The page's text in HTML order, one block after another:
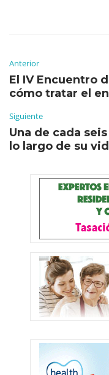
Anterior
El IV Encuentro
cómo tratar el
Siguiente
Una de cada
lo largo de su